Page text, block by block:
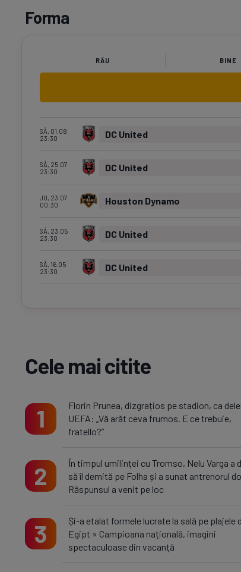
Forma
RĂU BINE
SÂ, 01.08
23:30
DC United
SÂ, 25.07
23:30
DC United
JO, 23.07
00:30
Houston Dynamo
SÂ, 23.05
23:30
DC United
SÂ, 16.05
23:30
DC United
Cele mai citite
1
Florin Prunea, dizgrațios pe stadion, ca
UEFA: „Vă arăt ceva frumos. E ce trebuie,
fratello?”
2
În timpul umilinței cu Tromso, Nelu Varga a
să îl demită pe Folha și a sunat antrenorul
Răspunsul a venit pe loc
3
Și-a etalat formele lucrate la sală pe plajele
Egipt » Campioana națională, imagini
spectaculoase din vacanță